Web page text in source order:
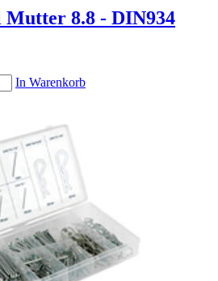
8.8 - DIN934
In Warenkorb